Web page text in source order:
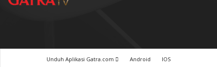
Unduh Aplikasi Gatra.com Android IOS